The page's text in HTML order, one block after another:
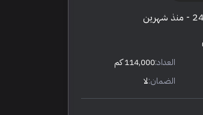
- منذ شهرين
العداد:114,000 كم
الضمان:لا